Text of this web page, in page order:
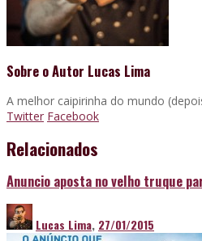
Sobre o Autor Lucas Lima
A melhor caipirinha do mundo
Twitter Facebook
Relacionados
Anuncio aposta no velho truque
Lucas Lima, 27/01/2015